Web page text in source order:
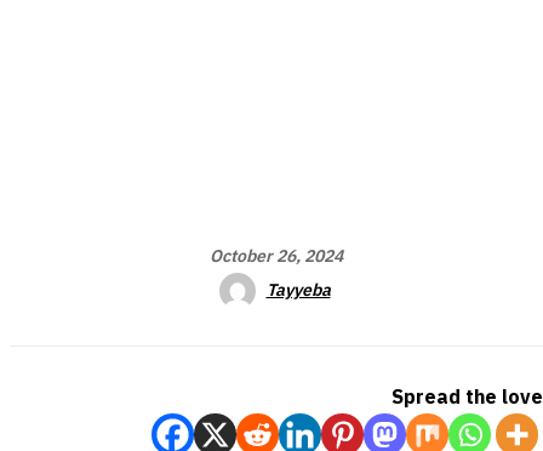
October 26, 2024
Tayyeba
Spread the love